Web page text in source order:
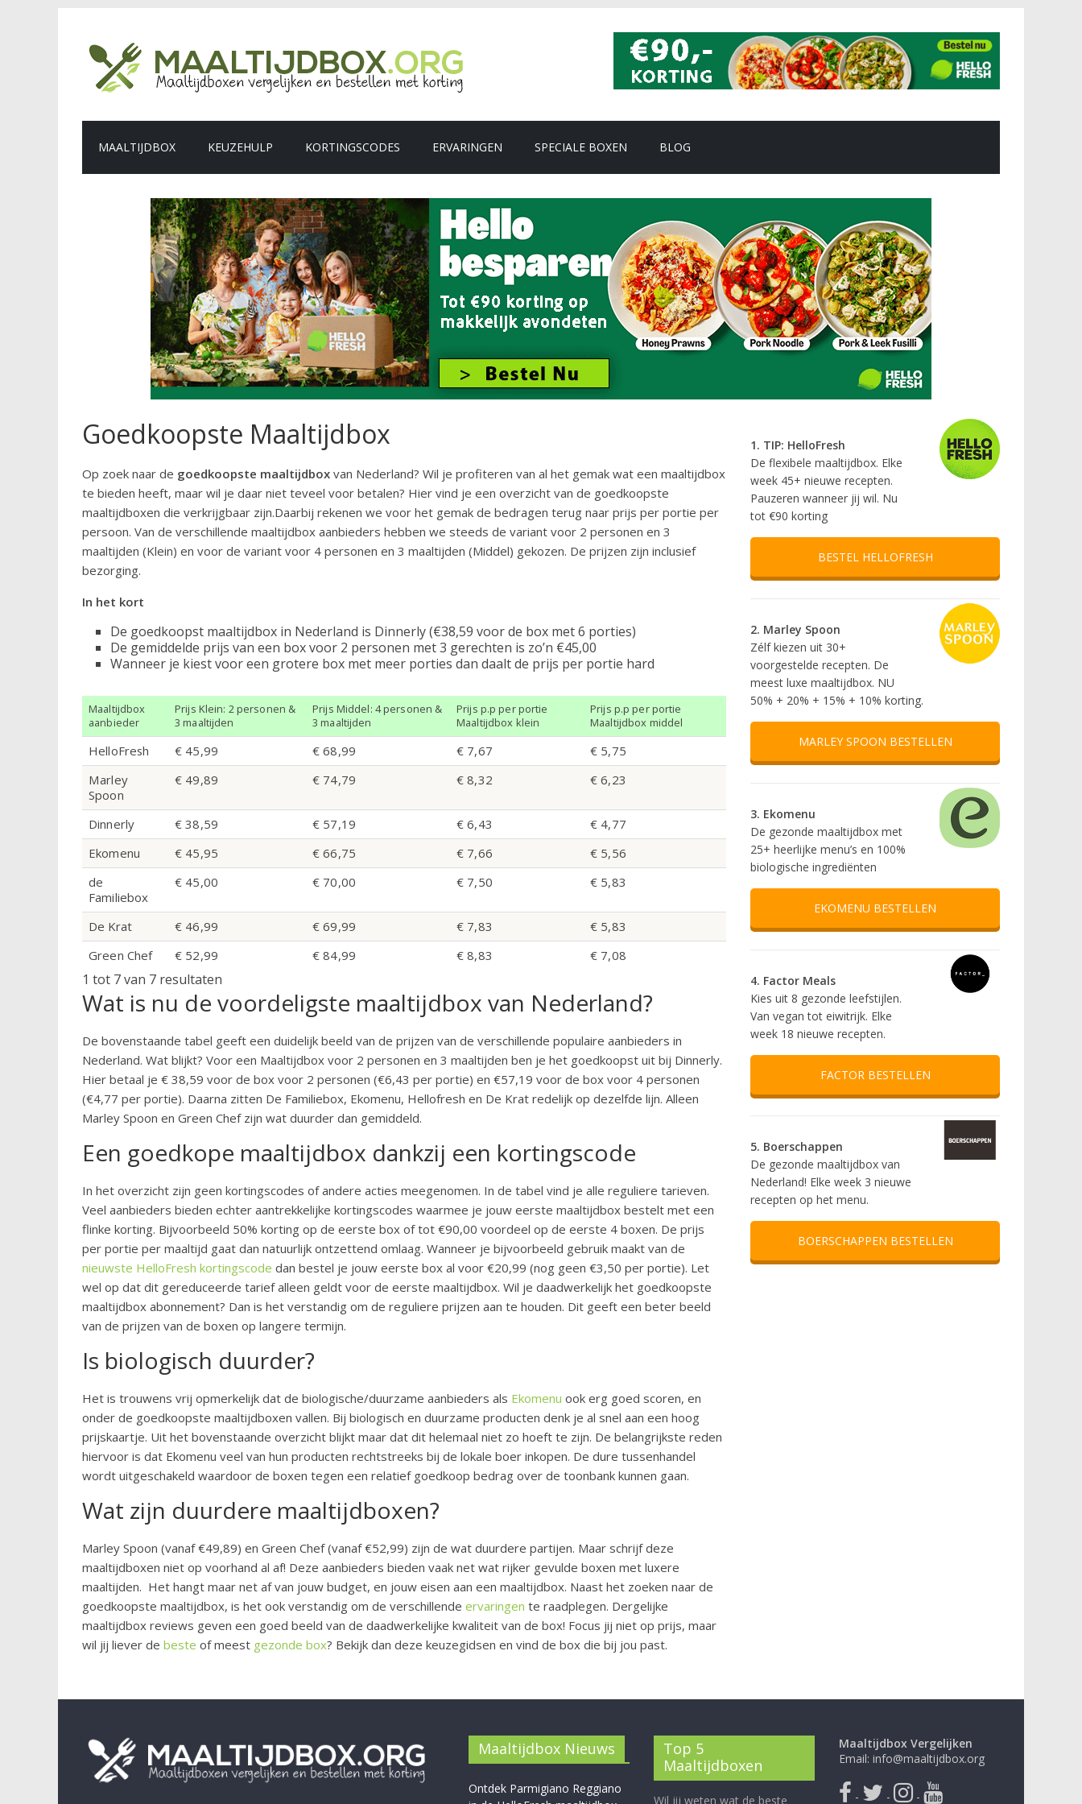
MAALTIJDBOX KEUZEHULP KORTINGSCODES ERVARINGEN SPECIALE BOXEN BLOG
Goedkoopste Maaltijdbox
Op zoek naar de goedkoopste maaltijdbox van Nederland? Wil je profiteren van al het gemak wat een maaltijdbox
te bieden heeft, maar wil je daar niet teveel voor betalen? Hier vind je een overzicht van de goedkoopste
maaltijdboxen die verkrijgbaar zijn.Daarbij rekenen we voor het gemak de bedragen terug naar prijs per portie per
persoon. Van de verschillende maaltijdbox aanbieders hebben we steeds de variant voor 2 personen en 3
maaltijden (Klein) en voor de variant voor 4 personen en 3 maaltijden (Middel) gekozen. De prijzen zijn inclusief
bezorging.
In het kort
De goedkoopst maaltijdbox in Nederland is Dinnerly (€38,59 voor de box met 6 porties)
De gemiddelde prijs van een box voor 2 personen met 3 gerechten is zo’n €45,00
Wanneer je kiest voor een grotere box met meer porties dan daalt de prijs per portie hard
Maaltijdbox
aanbieder
Prijs Klein: 2 personen &
3 maaltijden
Prijs Middel: 4 personen &
3 maaltijden
Prijs p.p per portie
Maaltijdbox klein
Prijs p.p per portie
Maaltijdbox middel
HelloFresh € 45,99 € 68,99 € 7,67
€ 5,75
Marley
Spoon
€ 49,89 € 74,79 € 8,32 € 6,23
Dinnerly € 38,59 € 57,19 € 6,43
€ 4,77
Ekomenu
€ 45,95 € 66,75 € 7,66
€ 5,56
de
Familiebox
€ 45,00 € 70,00 € 7,50 € 5,83
De Krat € 46,99 € 69,99 € 7,83
€ 5,83
Green Chef
€ 52,99 € 84,99 € 8,83 € 7,08
1 tot 7 van 7 resultaten
Wat is nu de voordeligste maaltijdbox van Nederland?
De bovenstaande tabel geeft een duidelijk beeld van de prijzen van de verschillende populaire aanbieders in
Nederland. Wat blijkt? Voor een Maaltijdbox voor 2 personen en 3 maaltijden ben je het goedkoopst uit bij Dinnerly.
Hier betaal je € 38,59 voor de box voor 2 personen (€6,43 per portie) en €57,19 voor de box voor 4 personen
(€4,77 per portie). Daarna zitten De Familiebox, Ekomenu, Hellofresh en De Krat redelijk op dezelfde lijn. Alleen
Marley Spoon en Green Chef zijn wat duurder dan gemiddeld.
Een goedkope maaltijdbox dankzij een kortingscode
In het overzicht zijn geen kortingscodes of andere acties meegenomen. In de tabel vind je alle reguliere tarieven.
Veel aanbieders bieden echter aantrekkelijke kortingscodes waarmee je jouw eerste maaltijdbox bestelt met een
flinke korting. Bijvoorbeeld 50% korting op de eerste box of tot €90,00 voordeel op de eerste 4 boxen. De prijs
per portie per maaltijd gaat dan natuurlijk ontzettend omlaag. Wanneer je bijvoorbeeld gebruik maakt van de
nieuwste HelloFresh kortingscode dan bestel je jouw eerste box al voor €20,99 (nog geen €3,50 per portie). Let
wel op dat dit gereduceerde tarief alleen geldt voor de eerste maaltijdbox. Wil je daadwerkelijk het goedkoopste
maaltijdbox abonnement? Dan is het verstandig om de reguliere prijzen aan te houden. Dit geeft een beter beeld
van de prijzen van de boxen op langere termijn.
Is biologisch duurder?
Het is trouwens vrij opmerkelijk dat de biologische/duurzame aanbieders als Ekomenu ook erg goed scoren, en
onder de goedkoopste maaltijdboxen vallen. Bij biologisch en duurzame producten denk je al snel aan een hoog
prijskaartje. Uit het bovenstaande overzicht blijkt maar dat dit helemaal niet zo hoeft te zijn. De belangrijkste reden
hiervoor is dat Ekomenu veel van hun producten rechtstreeks bij de lokale boer inkopen. De dure tussenhandel
wordt uitgeschakeld waardoor de boxen tegen een relatief goedkoop bedrag over de toonbank kunnen gaan.
Wat zijn duurdere maaltijdboxen?
Marley Spoon (vanaf €49,89) en Green Chef (vanaf €52,99) zijn de wat duurdere partijen. Maar schrijf deze
maaltijdboxen niet op voorhand al af! Deze aanbieders bieden vaak net wat rijker gevulde boxen met luxere
maaltijden. Het hangt maar net af van jouw budget, en jouw eisen aan een maaltijdbox. Naast het zoeken naar de
goedkoopste maaltijdbox, is het ook verstandig om de verschillende ervaringen te raadplegen. Dergelijke
maaltijdbox reviews geven een goed beeld van de daadwerkelijke kwaliteit van de box! Focus jij niet op prijs, maar
wil jij liever de beste of meest gezonde box? Bekijk dan deze keuzegidsen en vind de box die bij jou past.
1. TIP: HelloFresh
De flexibele maaltijdbox. Elke
week 45+ nieuwe recepten.
Pauzeren wanneer jij wil. Nu
tot €90 korting
BESTEL HELLOFRESH
2. Marley Spoon
Zélf kiezen uit 30+
voorgestelde recepten. De
meest luxe maaltijdbox. NU
50% + 20% + 15% + 10% korting.
MARLEY SPOON BESTELLEN
3. Ekomenu
De gezonde maaltijdbox met
25+ heerlijke menu’s en 100%
biologische ingrediënten
EKOMENU BESTELLEN
4. Factor Meals
Kies uit 8 gezonde leefstijlen.
Van vegan tot eiwitrijk. Elke
week 18 nieuwe recepten.
FACTOR BESTELLEN
5. Boerschappen
De gezonde maaltijdbox van
Nederland! Elke week 3 nieuwe
recepten op het menu.
BOERSCHAPPEN BESTELLEN
Maaltijdbox Nieuws
Ontdek Parmigiano Reggiano
Top 5
Maaltijdboxen
Wil jij weten wat de beste
Maaltijdbox Vergelijken
Email: info@maaltijdbox.org
- - -